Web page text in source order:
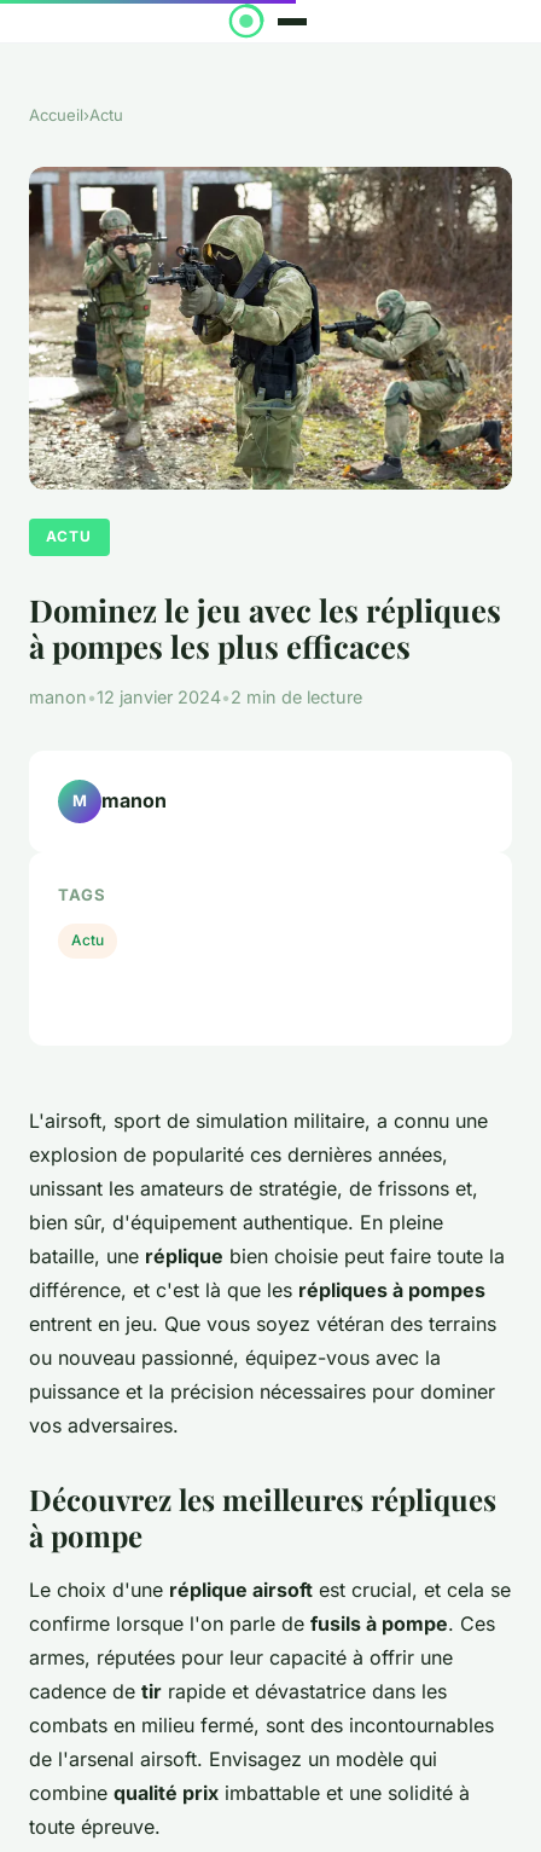
Accueil›Actu
ACTU
Dominez le jeu avec les répliques
à pompes les plus efficaces
manon•12 janvier 2024•2 min de lecture
L'airsoft, sport de simulation militaire, a connu une
explosion de popularité ces dernières années,
unissant les amateurs de stratégie, de frissons et,
bien sûr, d'équipement authentique. En pleine
bataille, une réplique bien choisie peut faire toute la
différence, et c'est là que les répliques à pompes
entrent en jeu. Que vous soyez vétéran des terrains
ou nouveau passionné, équipez-vous avec la
puissance et la précision nécessaires pour dominer
vos adversaires.
Découvrez les meilleures répliques
à pompe
Le choix d'une réplique airsoft est crucial, et cela se
confirme lorsque l'on parle de fusils à pompe. Ces
armes, réputées pour leur capacité à offrir une
cadence de tir rapide et dévastatrice dans les
combats en milieu fermé, sont des incontournables
de l'arsenal airsoft. Envisagez un modèle qui
combine qualité prix imbattable et une solidité à
toute épreuve.
M manon
TAGS
Actu